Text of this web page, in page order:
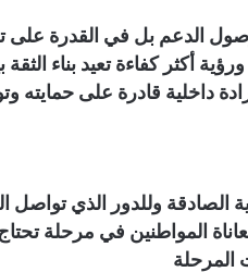
الدعم بل في القدرة على
أكثر كفاءة تعيد بناء
داخلية قادرة على
الصادقة وللدور الذي تواصل
المواطنين في مرحلة
المرحلة